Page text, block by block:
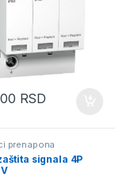
RSD
prenapona
signala 4P